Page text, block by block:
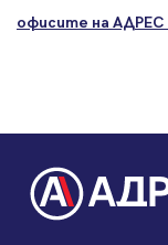
офисите на АДРЕС